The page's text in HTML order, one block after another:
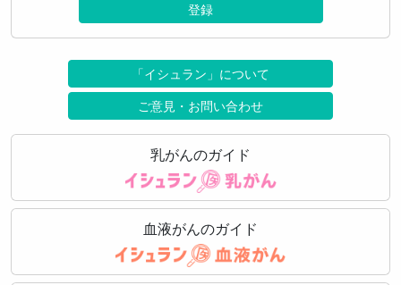
登録
「イシュラン」について
ご意見・お問い合わせ
乳がんのガイド
血液がんのガイド